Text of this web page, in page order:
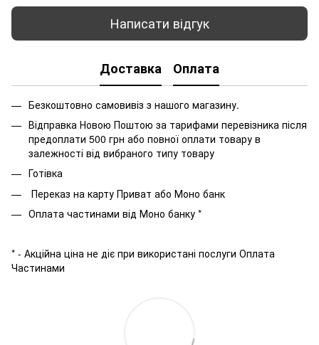
Написати відгук
Доставка Оплата
Безкоштовно самовивіз з нашого магазину.
Відправка Новою Поштою за тарифами перевізника після
предоплати 500 грн або повної оплати товару в
залежності від вибраного типу товару
Готівка
Переказ на карту Приват або Моно банк
Оплата частинами від Моно банку *
* - Акційна ціна не діє при використані послуги Оплата
Частинами